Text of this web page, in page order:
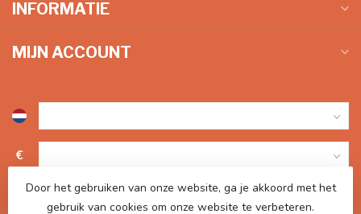
INFORMATIE
MIJN ACCOUNT
€
Door het gebruiken van onze website, ga je akkoord met het
gebruik van cookies om onze website te verbeteren.